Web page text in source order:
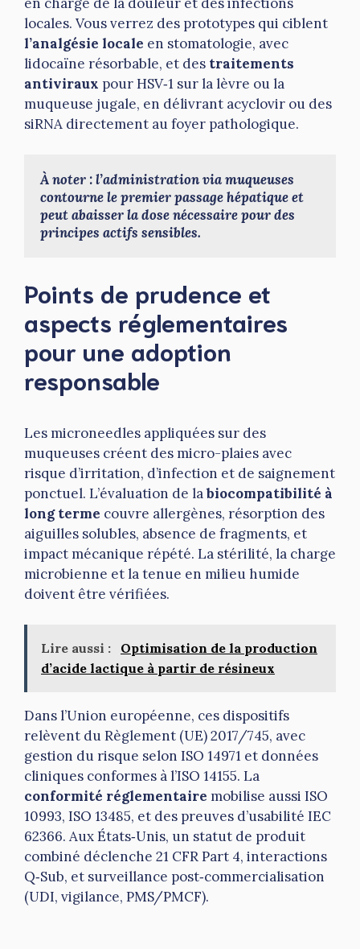
locales. Vous verrez des prototypes qui ciblent
l’analgésie locale en stomatologie, avec
lidocaïne résorbable, et des traitements
antiviraux pour HSV‑1 sur la lèvre ou la
muqueuse jugale, en délivrant acyclovir ou des
siRNA directement au foyer pathologique.
À noter : l’administration via muqueuses
contourne le premier passage hépatique et
peut abaisser la dose nécessaire pour des
principes actifs sensibles.
Points de prudence et
aspects réglementaires
pour une adoption
responsable
Les microneedles appliquées sur des
muqueuses créent des micro-plaies avec
risque d’irritation, d’infection et de saignement
ponctuel. L’évaluation de labiocompatibilité à
long terme couvre allergènes, résorption des
aiguilles solubles, absence de fragments, et
impact mécanique répété. La stérilité, la charge
microbienne et la tenue en milieu humide
doivent être vérifiées.
Lire aussi :
Optimisation de la production
d’acide lactique à partir de résineux
Dans l’Union européenne, ces dispositifs
relèvent du Règlement (UE) 2017/745, avec
gestion du risque selon ISO 14971 et données
cliniques conformes à l’ISO 14155. La
conformité réglementaire mobilise aussi ISO
10993, ISO 13485, et des preuves d’usabilité IEC
62366. Aux États‑Unis, un statut de produit
combiné déclenche 21 CFR Part 4, interactions
Q‑Sub, et surveillance post‑commercialisation
(UDI, vigilance, PMS/PMCF).